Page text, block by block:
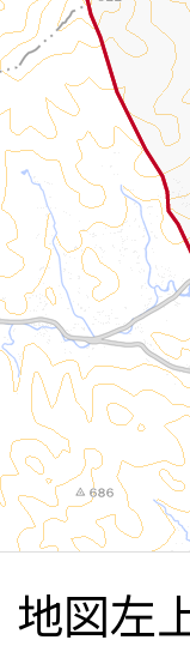
図左